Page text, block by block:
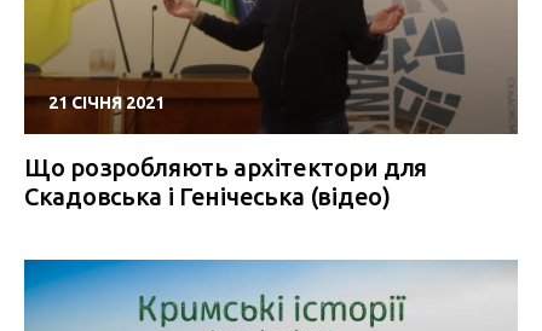
21 СІЧНЯ 2021
Що розробляють архітектори для
Скадовська і Генічеська (відео)